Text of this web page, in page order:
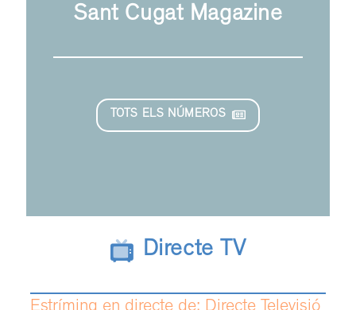
Sant Cugat Magazine
TOTS ELS NÚMEROS
Directe TV